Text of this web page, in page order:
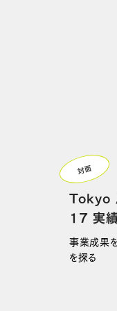
17 実
事業成果
を探る
対面